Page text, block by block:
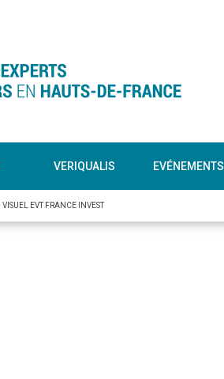
VERIQUALIS EVÉNEMENTS
VISUEL EVT FRANCE INVEST